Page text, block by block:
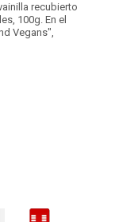
recubierto
100g. En el
Vegans",